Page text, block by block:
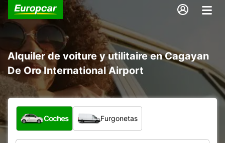
Alquiler de voiture y utilitaire en Cagayan
De Oro International Airport
¿Qué tipo de vehículo?
Coches Furgonetas